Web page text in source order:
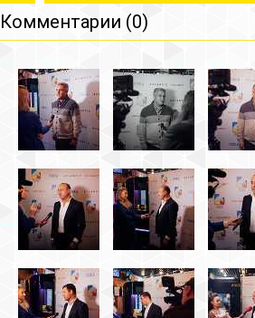
Комментарии (0)